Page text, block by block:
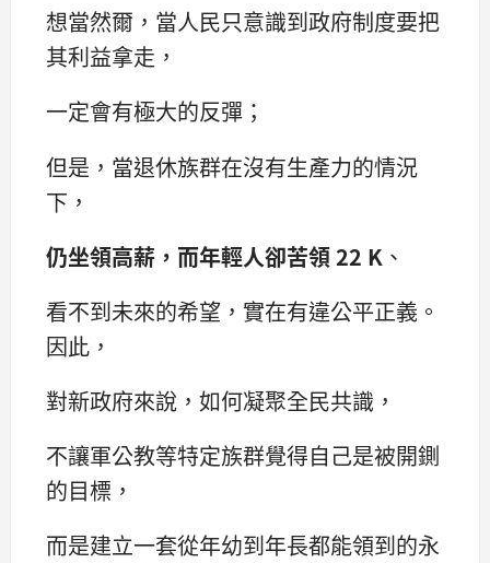
想當然爾，當人民只意識到政府制度要把
其利益拿走，
一定會有極大的反彈；
但是，當退休族群在沒有生產力的情況
下，
仍坐領高薪，而年輕人卻苦領 22 K 、
看不到未來的希望，實在有違公平正義。
因此，
對新政府來說，如何凝聚全民共識，
不讓軍公教等特定族群覺得自己是被開鍘
的目標，
而是建立一套從年幼到年長都能領到的永